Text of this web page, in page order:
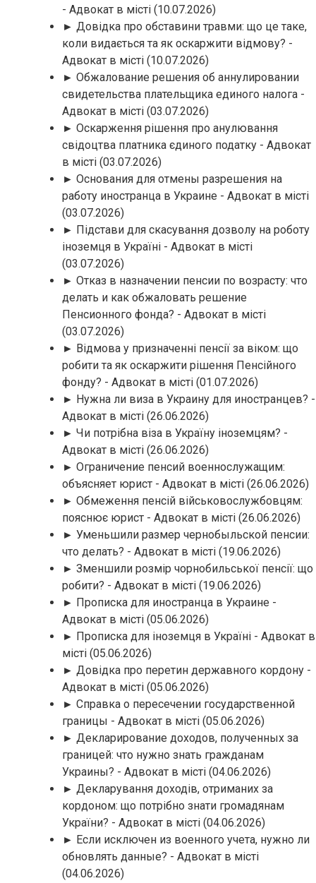
- Адвокат в місті (10.07.2026)
► Довідка про обставини травми: що це таке,
коли видається та як оскаржити відмову? -
Адвокат в місті (10.07.2026)
► Обжалование решения об аннулировании
свидетельства плательщика единого налога -
Адвокат в місті (03.07.2026)
► Оскарження рішення про анулювання
свідоцтва платника єдиного податку - Адвокат
в місті (03.07.2026)
► Основания для отмены разрешения на
работу иностранца в Украине - Адвокат в місті
(03.07.2026)
► Підстави для скасування дозволу на роботу
іноземця в Україні - Адвокат в місті
(03.07.2026)
► Отказ в назначении пенсии по возрасту: что
делать и как обжаловать решение
Пенсионного фонда? - Адвокат в місті
(03.07.2026)
► Відмова у призначенні пенсії за віком: що
робити та як оскаржити рішення Пенсійного
фонду? - Адвокат в місті (01.07.2026)
► Нужна ли виза в Украину для иностранцев? -
Адвокат в місті (26.06.2026)
► Чи потрібна віза в Україну іноземцям? -
Адвокат в місті (26.06.2026)
► Ограничение пенсий военнослужащим:
объясняет юрист - Адвокат в місті (26.06.2026)
► Обмеження пенсій військовослужбовцям:
пояснює юрист - Адвокат в місті (26.06.2026)
► Уменьшили размер чернобыльской пенсии:
что делать? - Адвокат в місті (19.06.2026)
► Зменшили розмір чорнобильської пенсії: що
робити? - Адвокат в місті (19.06.2026)
► Прописка для иностранца в Украине -
Адвокат в місті (05.06.2026)
► Прописка для іноземця в Україні - Адвокат в
місті (05.06.2026)
► Довідка про перетин державного кордону -
Адвокат в місті (05.06.2026)
► Справка о пересечении государственной
границы - Адвокат в місті (05.06.2026)
► Декларирование доходов, полученных за
границей: что нужно знать гражданам
Украины? - Адвокат в місті (04.06.2026)
► Декларування доходів, отриманих за
кордоном: що потрібно знати громадянам
України? - Адвокат в місті (04.06.2026)
► Если исключен из военного учета, нужно ли
обновлять данные? - Адвокат в місті
(04.06.2026)